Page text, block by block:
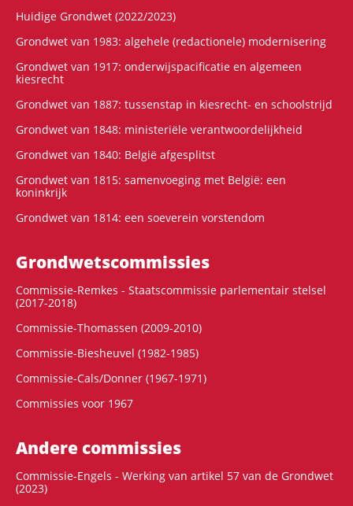
Huidige Grondwet (2022/2023)
Grondwet van 1983: algehele (redactionele) modernisering
Grondwet van 1917: onderwijspacificatie en algemeen
kiesrecht
Grondwet van 1887: tussenstap in kiesrecht- en schoolstrijd
Grondwet van 1848: ministeriële verantwoordelijkheid
Grondwet van 1840: België afgesplitst
Grondwet van 1815: samenvoeging met België: een
koninkrijk
Grondwet van 1814: een soeverein vorstendom
Grondwets­commissies
Commissie-Remkes - Staatscommissie parlementair stelsel
(2017-2018)
Commissie-Thomassen (2009-2010)
Commissie-Biesheuvel (1982-1985)
Commissie-Cals/Donner (1967-1971)
Commissies voor 1967
Andere commissies
Commissie-Engels - Werking van artikel 57 van de Grondwet
(2023)